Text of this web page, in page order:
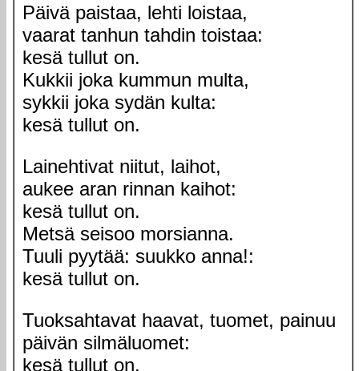
Päivä paistaa, lehti loistaa,
vaarat tanhun tahdin toistaa:
kesä tullut on.
Kukkii joka kummun multa,
sykkii joka sydän kulta:
kesä tullut on.
Lainehtivat niitut, laihot,
aukee aran rinnan kaihot:
kesä tullut on.
Metsä seisoo morsianna.
Tuuli pyytää: suukko anna!:
kesä tullut on.
Tuoksahtavat haavat, tuomet, painuu
päivän silmäluomet:
kesä tullut on.